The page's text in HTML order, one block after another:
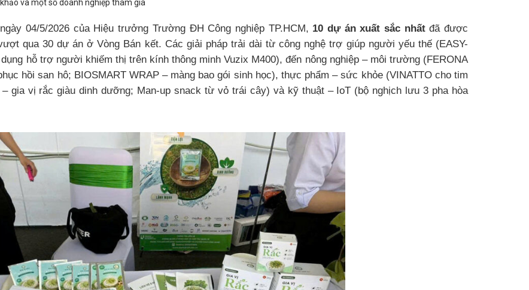
và một số doanh nghiệp tham gia
04/5/2026 của Hiệu trưởng Trường ĐH Công nghiệp TP.HCM, 10 dự án xuất sắc nhấtđã được
qua 30 dự án ở Vòng Bán kết. Các giải pháp trải dài từ công nghệ trợ giúp người yếu thế (EASY-
hỗ trợ người khiếm thị trên kính thông minh Vuzix M400), đến nông nghiệp – môi trường (FERONA
hồi san hô; BIOSMART WRAP – màng bao gói sinh học), thực phẩm – sức khỏe (VINATTO cho tim
– gia vị rắc giàu dinh dưỡng; Man-up snack từ vỏ trái cây) và kỹ thuật – IoT (bộ nghịch lưu 3 pha hòa